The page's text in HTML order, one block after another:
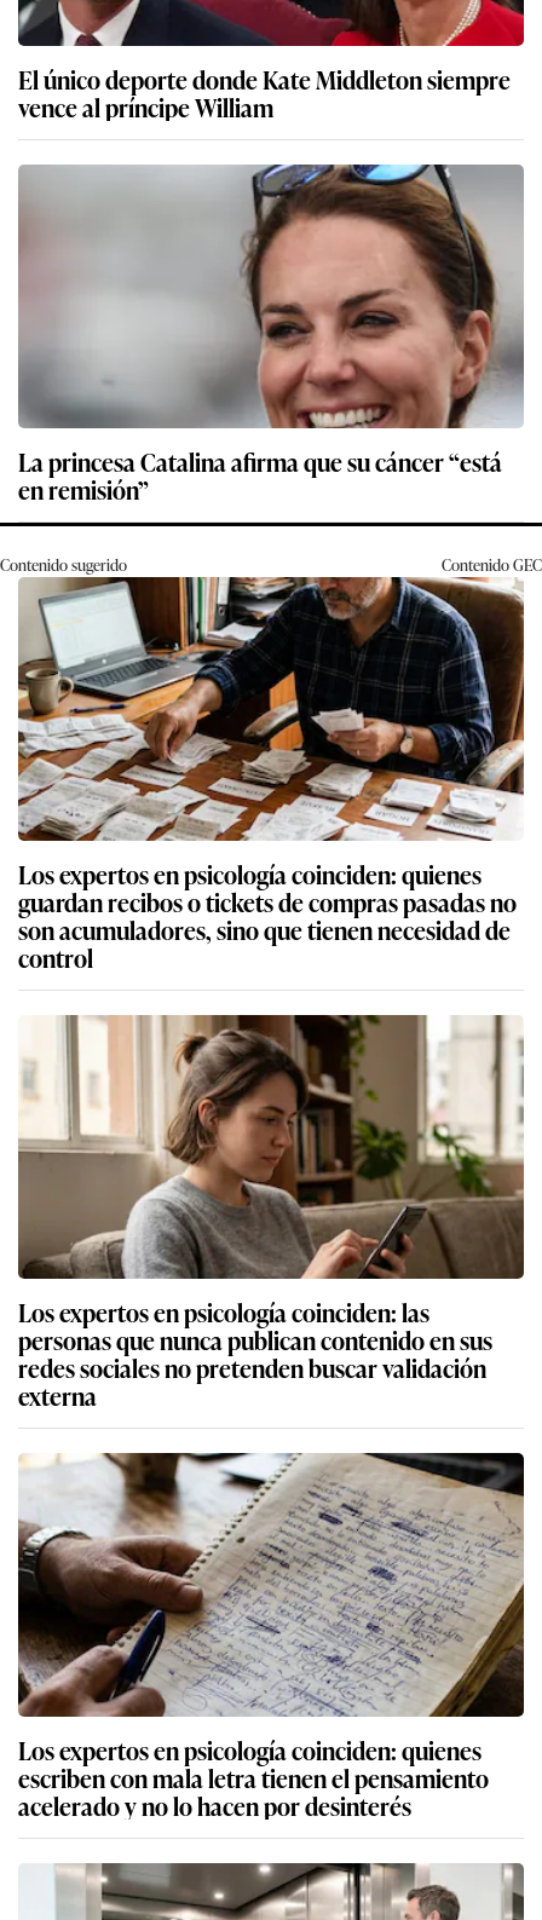
El único deporte donde Kate Middleton siempre
vence al príncipe William
La princesa Catalina afirma que su cáncer “está
en remisión”
Contenido sugerido ContenidoGEC
Los expertos en psicología coinciden: quienes
guardan recibos o tickets de compras pasadas no
son acumuladores, sino que tienen necesidad de
control
Los expertos en psicología coinciden: las
personas que nunca publican contenido en sus
redes sociales no pretenden buscar validación
externa
Los expertos en psicología coinciden: quienes
escriben con mala letra tienen el pensamiento
acelerado y no lo hacen por desinterés